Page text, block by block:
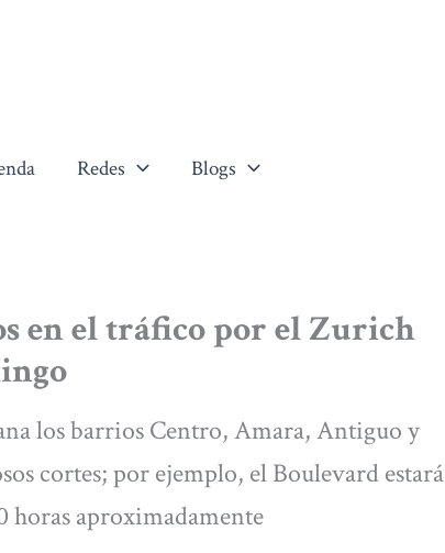
Redes Blogs
en el tráfico por el Zurich
los barrios Centro, Amara, Antiguo y
cortes; por ejemplo, el Boulevard estará
horas aproximadamente